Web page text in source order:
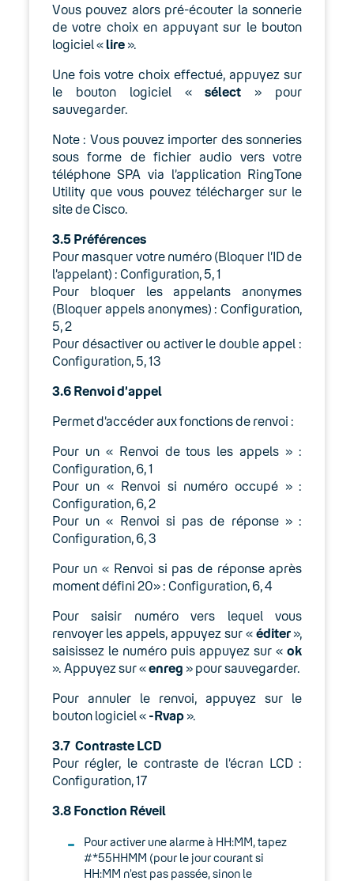
Vous pouvez alors pré-écouter la sonnerie
de votre choix en appuyant sur le bouton
logiciel «lire».
Une fois votre choix effectué, appuyez sur
le bouton logiciel «sélect » pour
sauvegarder.
Note : Vous pouvez importer des sonneries
sous forme de fichier audio vers votre
téléphone SPA via l’application RingTone
Utility que vous pouvez télécharger sur le
site de Cisco.
3.5 Préférences
Pour masquer votre numéro (Bloquer l’ID de
l’appelant) : Configuration, 5, 1
Pour bloquer les appelants anonymes
(Bloquer appels anonymes) : Configuration,
5, 2
Pour désactiver ou activer le double appel :
Configuration, 5, 13
3.6 Renvoi d’appel
Permet d’accéder aux fonctions de renvoi :
Pour un « Renvoi de tous les appels » :
Configuration, 6, 1
Pour un « Renvoi si numéro occupé » :
Configuration, 6, 2
Pour un « Renvoi si pas de réponse » :
Configuration, 6, 3
Pour un « Renvoi si pas de réponse après
moment défini 20» : Configuration, 6, 4
Pour saisir numéro vers lequel vous
renvoyer les appels, appuyez sur « éditer»,
saisissez le numéro puis appuyez sur «ok
». Appuyez sur «enreg » pour sauvegarder.
Pour annuler le renvoi, appuyez sur le
bouton logiciel « -Rvap».
3.7 Contraste LCD
Pour régler, le contraste de l’écran LCD :
Configuration, 17
3.8 Fonction Réveil
Pour activer une alarme à HH:MM, tapez
#*55HHMM (pour le jour courant si
HH:MM n’est pas passée, sinon le